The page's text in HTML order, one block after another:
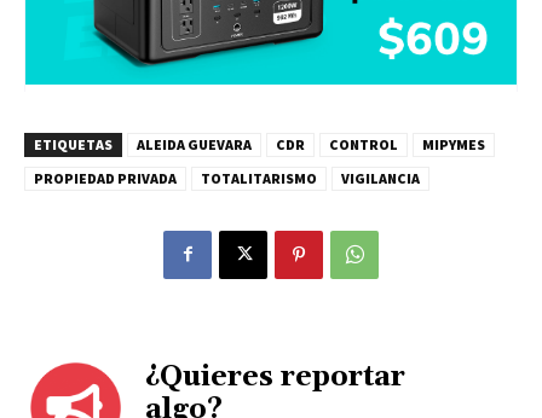
ETIQUETAS ALEIDA GUEVARA CDR CONTROL
MIPYMES
PROPIEDAD PRIVADA
TOTALITARISMO VIGILANCIA
¿Quieres reportar
algo?